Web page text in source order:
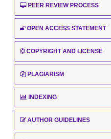
PEER REVIEW PROCESS
OPEN ACCESS STATEMENT
COPYRIGHT AND LICENSE
PLAGIARISM
INDEXING
AUTHOR GUIDELINES